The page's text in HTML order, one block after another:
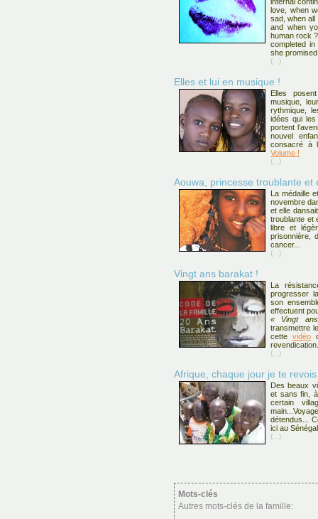
love, when
sad, when
and when
human rock
completed
she
(...)
Elles et lui en musique !
Elles
musique,
rythmique,
idées qui les
portent
nouvel
consacré à
Volume !
(...)
Aouwa, princesse troublante et
La médaille
novembre
et elle
troublante et
libre et
prisonnière,
cancer...
(...)
Vingt ans barakat !
La
progresser
son
effectuent
« Vingt
transmettre
cettevidéo
revendication.
(...)
Afrique, chaque jour je te revois
Des beaux
et sans fin, à
certain
détendus...
ici au
(...)
Mots-clés
Autres mots-clés de la famille: